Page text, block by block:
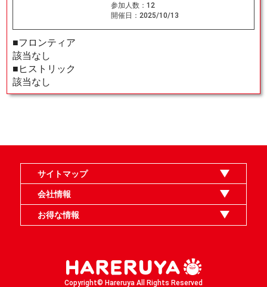
参加人数： 12
開催日： 2025/10/13
■フロンティア
該当なし
■ヒストリック
該当なし
サイトマップ
オンラインショップ
買取
記事
選手一覧
デッキ検索
デッキ構築
イベント・大会
店舗のご案内
お問い合わせ
ヘルプ
FAQ
会社情報
利用規約
スタッフ募集
特定商取引法表示
個人情報保護指針
企業情報
お得な情報
Copyright© Hareruya All Rights Reserved